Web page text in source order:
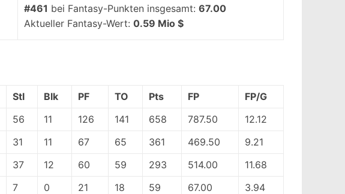
#461 bei Fantasy-Punkten insgesamt: 67.00
Aktueller Fantasy-Wert: 0.59 Mio $
Stl Blk PF TO Pts FP
FP/G
56 11 126 141 658 787.50
12.12
31 11 67 65 361 469.50
9.21
37 12 60 59 293 514.00
11.68
7 0 21 18 59 67.00 3.94